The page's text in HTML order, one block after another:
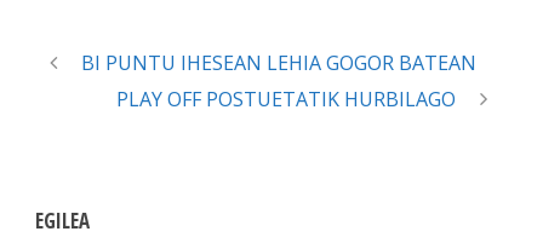
BI PUNTU IHESEAN LEHIA GOGOR BATEAN
PLAY OFF POSTUETATIK HURBILAGO
EGILEA